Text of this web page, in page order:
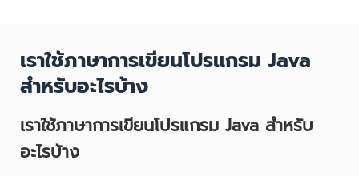
เราใช้ภาษาการเขียนโปรแกรม Java
สำหรับอะไรบ้าง
เราใช้ภาษาการเขียนโปรแกรม Java สำหรับ
อะไรบ้าง